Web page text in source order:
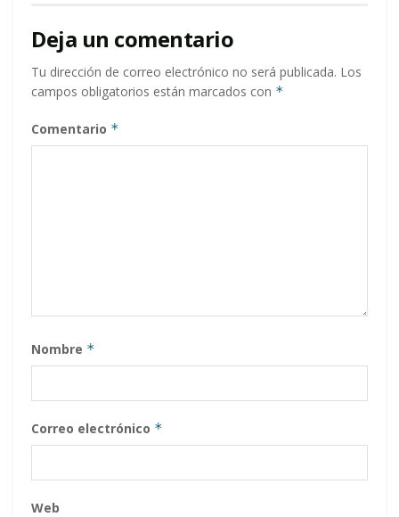
Deja un comentario
Tu dirección de correo electrónico no será publicada. Los
campos obligatorios están marcados con *
Comentario *
Nombre *
Correo electrónico *
Web